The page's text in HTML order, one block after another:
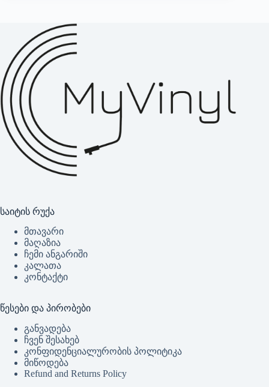
საიტის რუქა
მთავარი
მაღაზია
ჩემი ანგარიში
კალათა
კონტაქტი
წესები და პირობები
განვადება
ჩვენ შესახებ
კონფიდენციალურობის პოლიტიკა
მიწოდება
Refund and Returns Policy